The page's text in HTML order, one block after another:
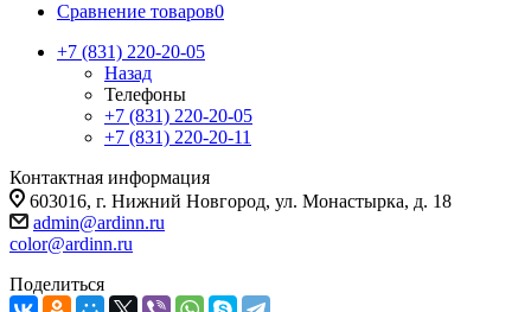
Сравнение товаров0
+7 (831) 220-20-05
Назад
Телефоны
+7 (831) 220-20-05
+7 (831) 220-20-11
Контактная информация
603016, г. Нижний Новгород, ул. Монастырка, д. 18
admin@ardinn.ru
color@ardinn.ru
Поделиться